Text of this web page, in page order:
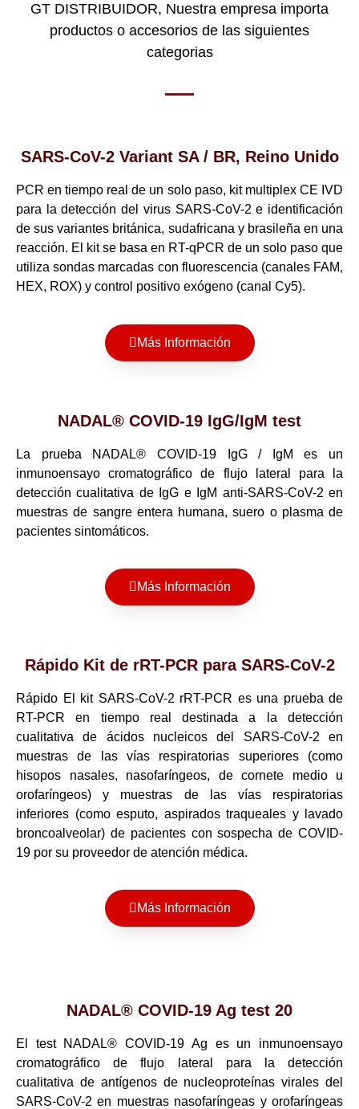
GT DISTRIBUIDOR, Nuestra empresa importa
productos o accesorios de las siguientes
categorias
SARS-CoV-2 Variant SA / BR, Reino Unido
PCR en tiempo real de un solo paso, kit multiplex CE IVD
para la detección del virus SARS-CoV-2 e identificación
de sus variantes británica, sudafricana y brasileña en una
reacción. El kit se basa en RT-qPCR de un solo paso que
utiliza sondas marcadas con fluorescencia (canales FAM,
HEX, ROX) y control positivo exógeno (canal Cy5).
Más Información
NADAL® COVID-19 IgG/IgM test
La prueba NADAL® COVID-19 IgG / IgM es un
inmunoensayo cromatográfico de flujo lateral para la
detección cualitativa de IgG e IgM anti-SARS-CoV-2 en
muestras de sangre entera humana, suero o plasma de
pacientes sintomáticos.
Más Información
Rápido Kit de rRT-PCR para SARS-CoV-2
Rápido El kit SARS-CoV-2 rRT-PCR es una prueba de
RT-PCR en tiempo real destinada a la detección
cualitativa de ácidos nucleicos del SARS-CoV-2 en
muestras de las vías respiratorias superiores (como
hisopos nasales, nasofaríngeos, de cornete medio u
orofaríngeos) y muestras de las vías respiratorias
inferiores (como esputo, aspirados traqueales y lavado
broncoalveolar) de pacientes con sospecha de COVID-
19 por su proveedor de atención médica.
Más Información
NADAL® COVID-19 Ag test 20
El test NADAL® COVID-19 Ag es un inmunoensayo
cromatográfico de flujo lateral para la detección
cualitativa de antígenos de nucleoproteínas virales del
SARS-CoV-2 en muestras nasofaríngeas y orofaríngeas